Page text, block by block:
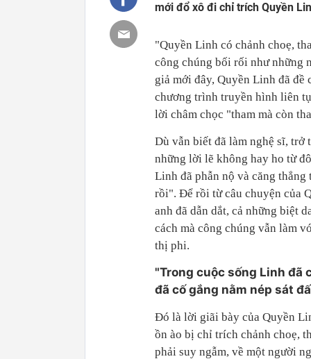
mới đổ xô đi chỉ trích Quyền
"Quyền Linh có chảnh choẹ,
công chúng bối rối như những
giả mới đây, Quyền Linh đã
chương trình truyền hình liên
lời châm chọc "tham mà còn
Dù vẫn biết đã làm nghệ sĩ,
những lời lẽ không hay ho từ
Linh đã phẫn nộ và căng
rồi". Để rồi từ câu chuyện của
anh đã dẫn dắt, cả những biệt
cách mà công chúng vẫn làm
thị phi.
"Trong cuộc sống Linh đã
đã cố gắng nằm nép sát
Đó là lời giãi bày của Quyền
ồn ào bị chỉ trích chảnh choẹ,
phải suy ngẫm, về một người